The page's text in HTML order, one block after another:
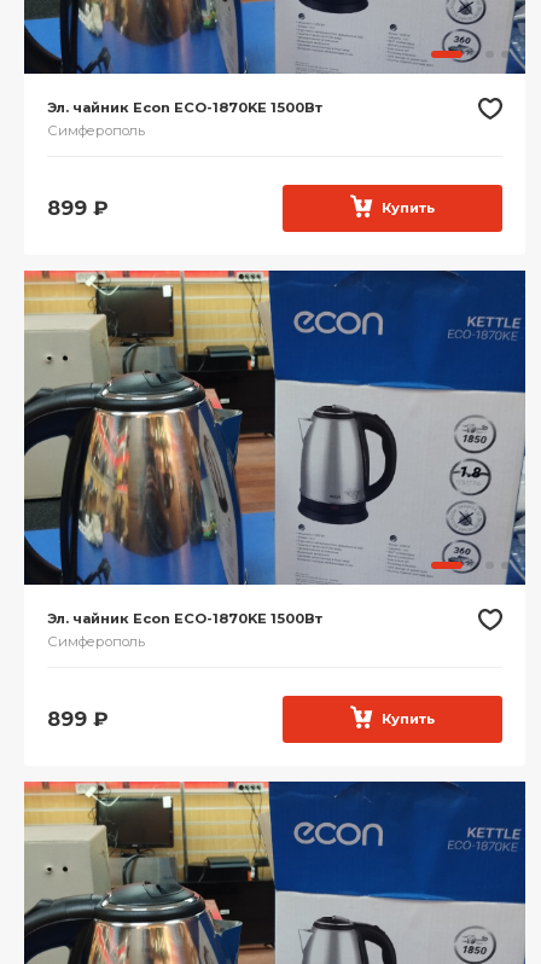
Эл. чайник Econ ECO-1870KE 1500Вт
Симферополь
899 ₽ Купить
Эл. чайник Econ ECO-1870KE 1500Вт
Симферополь
899 ₽ Купить